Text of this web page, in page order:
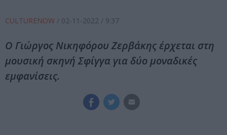
CULTURENOW / 02-11-2022 / 9:37
Ο Γιώργος Νικηφόρου Ζερβάκης έρχεται στη
μουσική σκηνή Σφίγγα για δύο μοναδικές
εμφανίσεις.